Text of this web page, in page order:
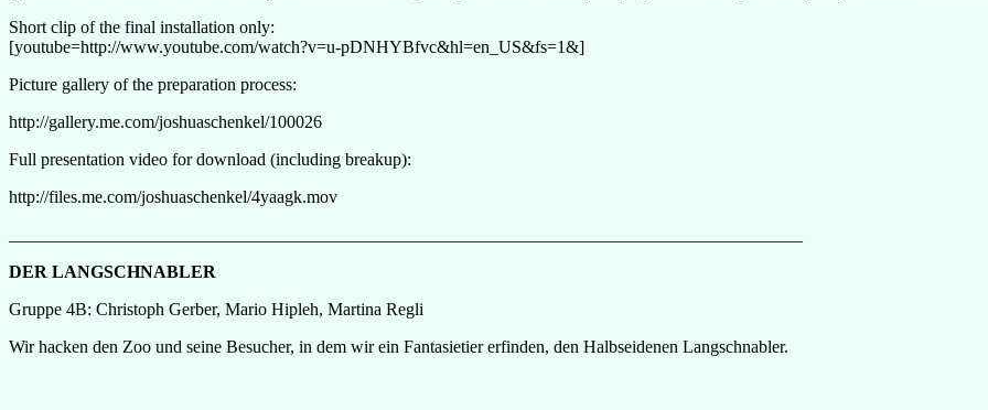
Short clip of the final installation only:
[youtube=http://www.youtube.com/watch?v=u-pDNHYBfvc&hl=en_US&fs=1&]
Picture gallery of the preparation process:
http://gallery.me.com/joshuaschenkel/100026
Full presentation video for download (including breakup):
http://files.me.com/joshuaschenkel/4yaagk.mov
DER LANGSCHNABLER
Gruppe 4B: Christoph Gerber, Mario Hipleh, Martina Regli
Wir hacken den Zoo und seine Besucher, in dem wir ein Fantasietier erfinden, den Halbseidenen Langschnabler.